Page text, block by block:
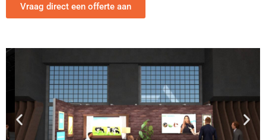
Vraag direct een offerte aan